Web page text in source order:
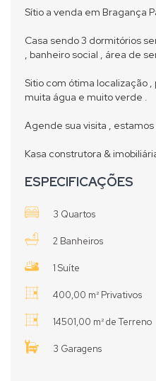
Sítio a venda em Bragança
Casa sendo 3 dormitórios
, banheiro social , área de
Sitio com ótima localização
muita água e muito verde .
Agende sua visita , estamos
Kasa construtora &
ESPECIFICAÇÕES
3 Quartos
2 Banheiros
1 Suíte
400,00 m² Privativos
14501,00 m² de Terreno
3 Garagens